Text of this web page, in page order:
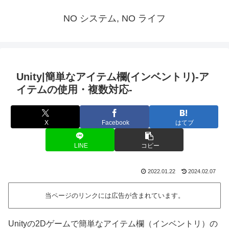
NO システム, NO ライフ
Unity|簡単なアイテム欄(インベントリ)-ア
イテムの使用・複数対応-
X Facebook はてブ
LINE コピー
2022.01.22 2024.02.07
当ページのリンクには広告が含まれています。
Unityの2Dゲームで簡単なアイテム欄（インベントリ）の